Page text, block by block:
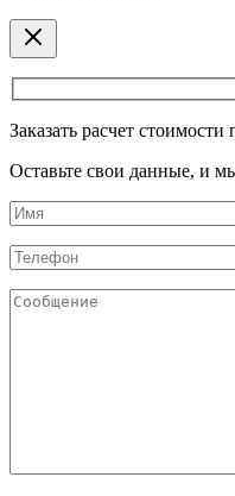
Заказать расчет стоимости
Оставьте свои данные, и